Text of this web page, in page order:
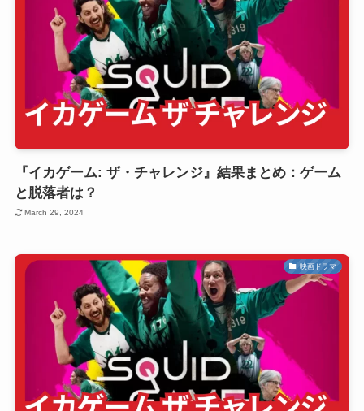
『イカゲーム: ザ・チャレンジ』結果まとめ：ゲーム
と脱落者は？
March 29, 2024
映画ドラマ